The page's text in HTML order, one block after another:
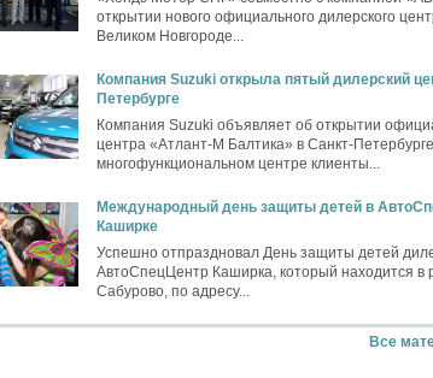
открытии нового официального дилерского
Великом Новгороде...
Компания Suzuki открыла пятый дилерский
Петербурге
Компания Suzuki объявляет об открытии
центра «Атлант-М Балтика» в Санкт-
многофункциональном центре клиенты...
Международный день защиты детей в
Каширке
Успешно отпраздновал День защиты детей
АвтоСпецЦентр Каширка, который находится в
Сабурово, по адресу...
Все